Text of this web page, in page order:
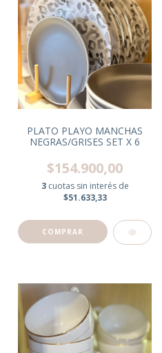
PLATO PLAYO MANCHAS
NEGRAS/GRISES SET X 6
$154.900,00
3 cuotas sin interés de
$51.633,33